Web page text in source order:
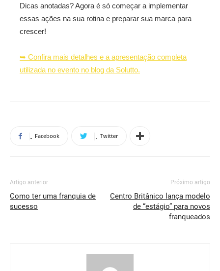
Dicas anotadas? Agora é só começar a implementar
essas ações na sua rotina e preparar sua marca para
crescer!
➥ Confira mais detalhes e a apresentação completa
utilizada no evento no blog da Solutto.
Facebook Twitter
Artigo anterior
Como ter uma franquia de
sucesso
Próximo artigo
Centro Britânico lança modelo
de “estágio” para novos
franqueados